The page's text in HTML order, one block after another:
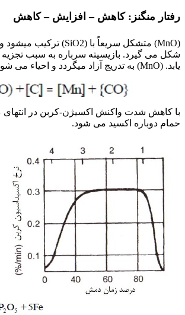
رفتار منگنز: کاهش – افزایش – کاهش
شکل می گیرد. بازیسیته سرباره به سبب
یابد. (MnO) به تدریج آزاد میگردد و احیاء می شود.
با کاهش شدت واکنش اکسیژن-کربن در انتهای
حمام دوباره اکسید می شود.